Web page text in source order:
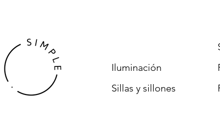
Iluminación
Sillas y sillones